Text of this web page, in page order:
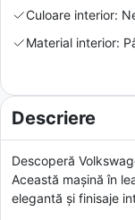
Culoare interior:
Material interior:
Descriere
Descoperă
Această mașină în
elegantă și finisaje